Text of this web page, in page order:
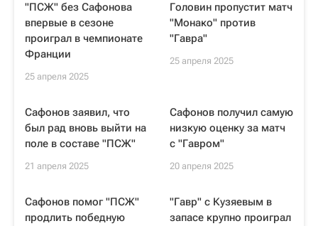
"ПСЖ" без Сафонова
впервые в сезоне
проиграл в чемпионате
Франции
25 апреля 2025
Головин пропустит матч
"Монако" против
"Гавра"
25 апреля 2025
Сафонов заявил, что
был рад вновь выйти на
поле в составе "ПСЖ"
21 апреля 2025
Сафонов получил самую
низкую оценку за матч
с "Гавром"
20 апреля 2025
Сафонов помог "ПСЖ"
продлить победную
"Гавр" с Кузяевым в
запасе крупно проиграл